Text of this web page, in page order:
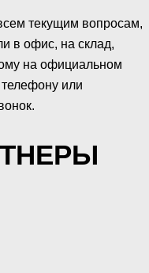
текущим вопросам,
в офис, на склад,
на официальном
или